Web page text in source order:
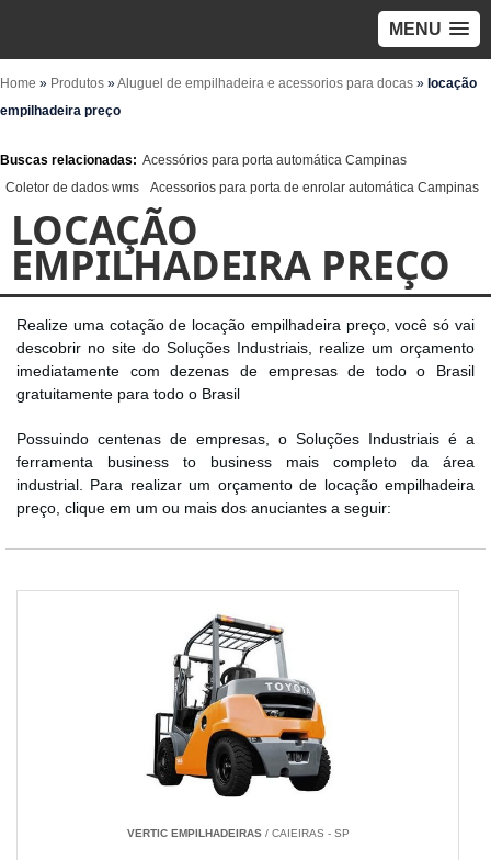
MENU
Home » Produtos »Aluguel de empilhadeira e acessorios para docas » locação
empilhadeira preço
Buscas relacionadas: Acessórios para porta automática Campinas
Coletor de dados wms
Acessorios para porta de enrolar automática Campinas
LOCAÇÃO
EMPILHADEIRA PREÇO
Realize uma cotação de locação empilhadeira preço, você só vai
descobrir no site do Soluções Industriais, realize um orçamento
imediatamente com dezenas de empresas de todo o Brasil
gratuitamente para todo o Brasil
Possuindo centenas de empresas, o Soluções Industriais é a
ferramenta business to business mais completo da área
industrial. Para realizar um orçamento de locação empilhadeira
preço, clique em um ou mais dos anuciantes a seguir:
VERTIC EMPILHADEIRAS/ CAIEIRAS - SP